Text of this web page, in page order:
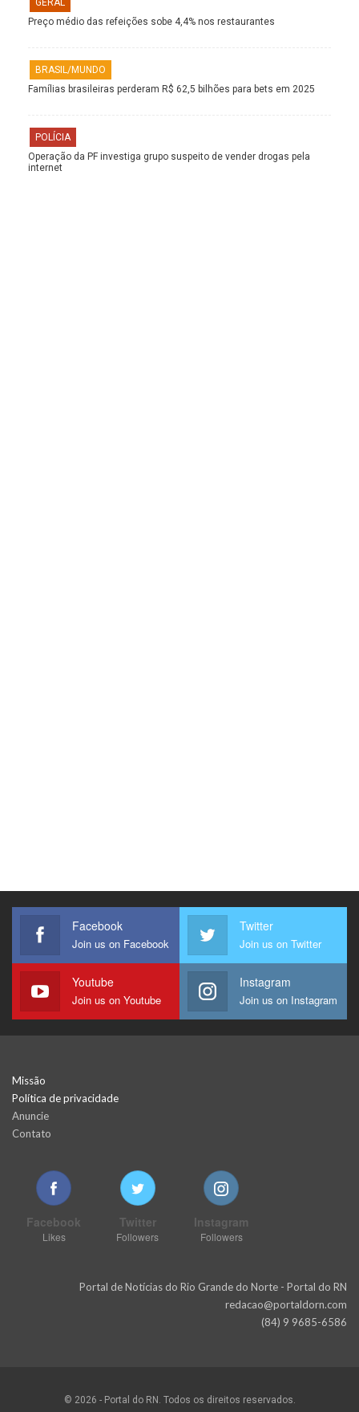
GERAL
Preço médio das refeições sobe 4,4% nos restaurantes
BRASIL/MUNDO
Famílias brasileiras perderam R$ 62,5 bilhões para bets em 2025
POLÍCIA
Operação da PF investiga grupo suspeito de vender drogas pela
internet
Facebook
Join us on Facebook
Twitter
Join us on Twitter
Youtube
Join us on Youtube
Instagram
Join us on Instagram
Missão
Política de privacidade
Anuncie
Contato
Facebook
Likes
Twitter
Followers
Instagram
Followers
Portal de Notícias do Rio Grande do Norte - Portal do RN
redacao@portaldorn.com
(84) 9 9685-6586
© 2026 - Portal do RN. Todos os direitos reservados.